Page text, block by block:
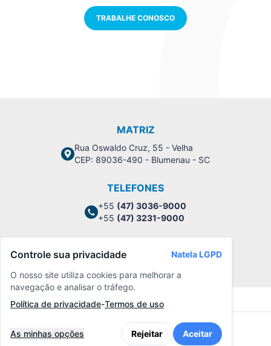
TRABALHE CONOSCO
MATRIZ
Rua Oswaldo Cruz, 55 - Velha
CEP: 89036-490 - Blumenau - SC
TELEFONES
+55 (47) 3036-9000
+55 (47) 3231-9000
Política de Privacidade
Controle sua privacidade
Natela LGPD
O nosso site utiliza cookies para melhorar a
navegação e analisar o tráfego.
Política de privacidade-Termos de uso
As minhas opções Rejeitar Aceitar